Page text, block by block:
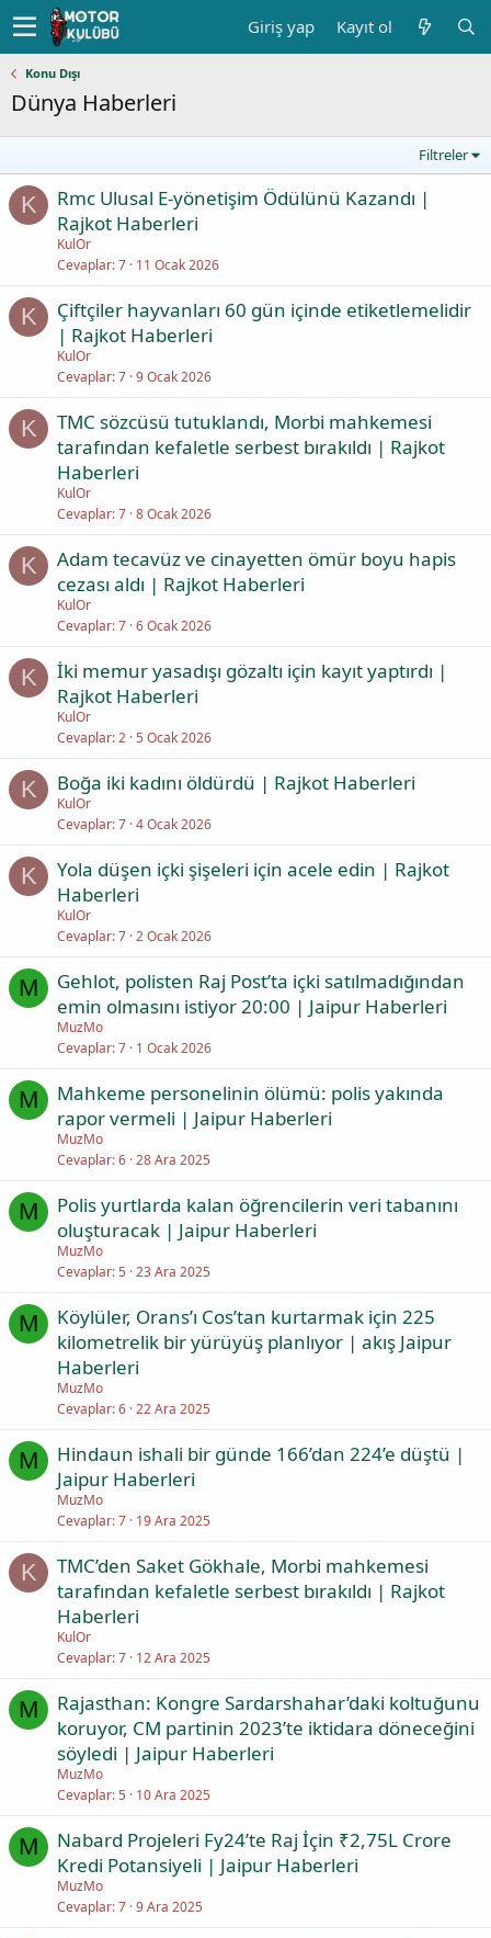
Giriş yap Kayıt ol
Konu Dışı
Dünya Haberleri
Filtreler
K
Rmc Ulusal E-yönetişim Ödülünü Kazandı |
Rajkot Haberleri
KulOr
Cevaplar 7 11 Ocak 2026
K
Çiftçiler hayvanları 60 gün içinde etiketlemelidir
| Rajkot Haberleri
KulOr
Cevaplar 7 9 Ocak 2026
K
TMC sözcüsü tutuklandı, Morbi mahkemesi
tarafından kefaletle serbest bırakıldı | Rajkot
Haberleri
KulOr
Cevaplar 7 8 Ocak 2026
K
Adam tecavüz ve cinayetten ömür boyu hapis
cezası aldı | Rajkot Haberleri
KulOr
Cevaplar 7 6 Ocak 2026
K
İki memur yasadışı gözaltı için kayıt yaptırdı |
Rajkot Haberleri
KulOr
Cevaplar 2 5 Ocak 2026
K Boğa iki kadını öldürdü | Rajkot Haberleri
KulOr
Cevaplar 7 4 Ocak 2026
K
Yola düşen içki şişeleri için acele edin | Rajkot
Haberleri
KulOr
Cevaplar 7 2 Ocak 2026
M
Gehlot, polisten Raj Post’ta içki satılmadığından
emin olmasını istiyor 20:00 | Jaipur Haberleri
MuzMo
Cevaplar 7 1 Ocak 2026
M
Mahkeme personelinin ölümü: polis yakında
rapor vermeli | Jaipur Haberleri
MuzMo
Cevaplar 6 28 Ara 2025
M
Polis yurtlarda kalan öğrencilerin veri tabanını
oluşturacak | Jaipur Haberleri
MuzMo
Cevaplar 5 23 Ara 2025
M
Köylüler, Orans’ı Cos’tan kurtarmak için 225
kilometrelik bir yürüyüş planlıyor | akış Jaipur
Haberleri
MuzMo
Cevaplar 6 22 Ara 2025
M
Hindaun ishali bir günde 166’dan 224’e düştü |
Jaipur Haberleri
MuzMo
Cevaplar 7 19 Ara 2025
K
TMC’den Saket Gökhale, Morbi mahkemesi
tarafından kefaletle serbest bırakıldı | Rajkot
Haberleri
KulOr
Cevaplar 7 12 Ara 2025
M
Rajasthan: Kongre Sardarshahar’daki koltuğunu
koruyor, CM partinin 2023’te iktidara döneceğini
söyledi | Jaipur Haberleri
MuzMo
Cevaplar 5 10 Ara 2025
M
Nabard Projeleri Fy24’te Raj İçin ₹2,75L Crore
Kredi Potansiyeli | Jaipur Haberleri
MuzMo
Cevaplar 7 9 Ara 2025